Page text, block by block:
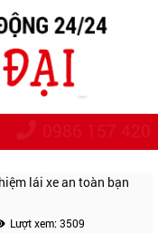
lái xe an toàn bạn
Lượt xem: 3509